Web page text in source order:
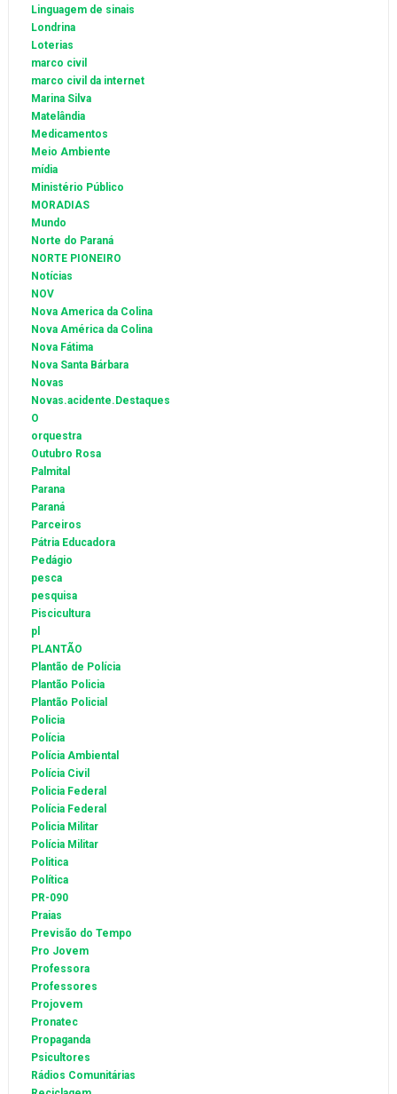
Linguagem de sinais
Londrina
Loterias
marco civil
marco civil da internet
Marina Silva
Matelândia
Medicamentos
Meio Ambiente
mídia
Ministério Público
MORADIAS
Mundo
Norte do Paraná
NORTE PIONEIRO
Notícias
NOV
Nova America da Colina
Nova América da Colina
Nova Fátima
Nova Santa Bárbara
Novas
Novas.acidente.Destaques
O
orquestra
Outubro Rosa
Palmital
Parana
Paraná
Parceiros
Pátria Educadora
Pedágio
pesca
pesquisa
Piscicultura
pl
PLANTÃO
Plantão de Polícia
Plantão Policia
Plantão Policial
Policia
Polícia
Polícia Ambiental
Polícia Civil
Policia Federal
Polícia Federal
Policia Militar
Polícia Militar
Politica
Política
PR-090
Praias
Previsão do Tempo
Pro Jovem
Professora
Professores
Projovem
Pronatec
Propaganda
Psicultores
Rádios Comunitárias